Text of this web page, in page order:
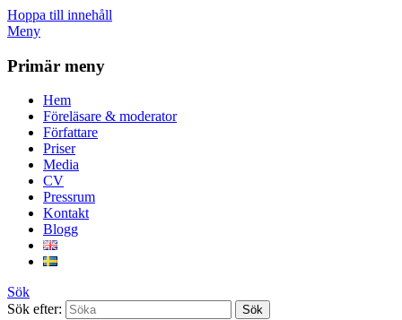
Hoppa till innehåll
Meny
Primär meny
Hem
Föreläsare & moderator
Författare
Priser
Media
CV
Pressrum
Kontakt
Blogg
Sök
Sök efter: